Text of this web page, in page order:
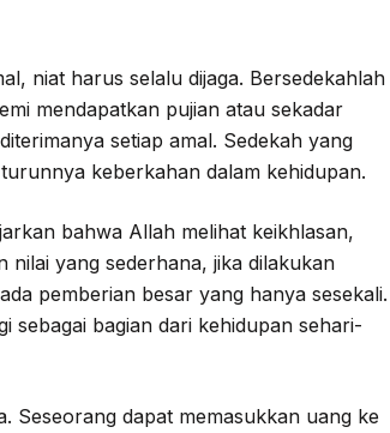
niat harus selalu dijaga. Bersedekahlah
mendapatkan pujian atau sekadar
setiap amal. Sedekah yang
keberkahan dalam kehidupan.
bahwa Allah melihat keikhlasan,
nilai yang sederhana, jika dilakukan
pemberian besar yang hanya sesekali.
sebagai bagian dari kehidupan sehari-
Seseorang dapat memasukkan uang ke